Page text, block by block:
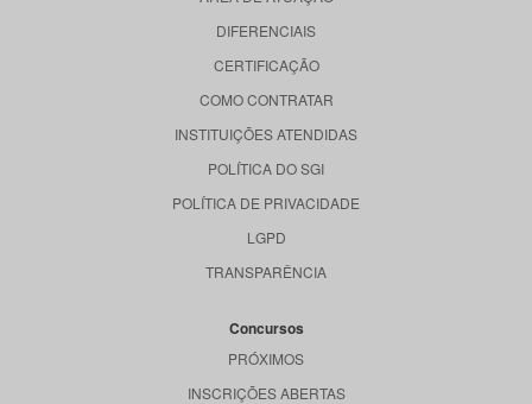
DIFERENCIAIS
CERTIFICAÇÃO
COMO CONTRATAR
INSTITUIÇÕES ATENDIDAS
POLÍTICA DO SGI
POLÍTICA DE PRIVACIDADE
LGPD
TRANSPARÊNCIA
Concursos
PRÓXIMOS
INSCRIÇÕES ABERTAS